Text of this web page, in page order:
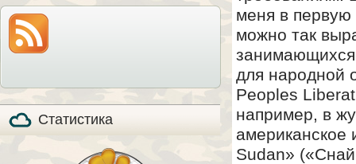
также расскажем все
особенности охоты с
мелкашкой глазами
владельца.
модель по-прежнему
на прилавках и
продолжает
пользоваться
популярностью, в том
числе, и в качестве
обеспечения в
Статистика
меня в первую
можно так
занимающихся
для народной
Peoples
например, в
американское
Sudan»